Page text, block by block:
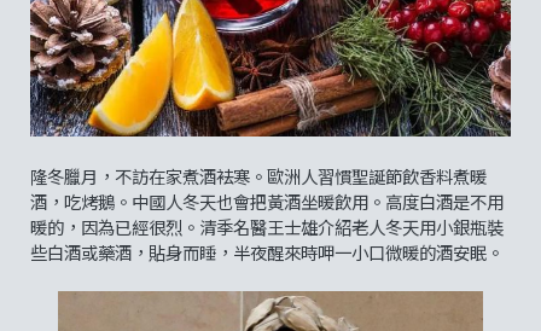
隆冬臘月，不訪在家煮酒袪寒。歐洲人習慣聖誕節飲香料煮暖
酒，吃烤鵝。中國人冬天也會把黃酒坐暖飲用。高度白酒是不用
暖的，因為已經很烈。清季名醫王士雄介紹老人冬天用小銀瓶裝
些白酒或藥酒，貼身而睡，半夜醒來時呷一小口微暖的酒安眠。